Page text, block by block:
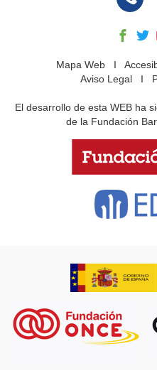
Mapa WebI
Aviso Legal I
El desarrollo de esta WEB ha
de la Fundación